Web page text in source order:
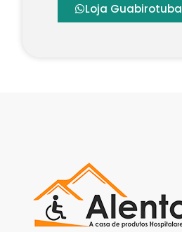
Loja Guabirotuba